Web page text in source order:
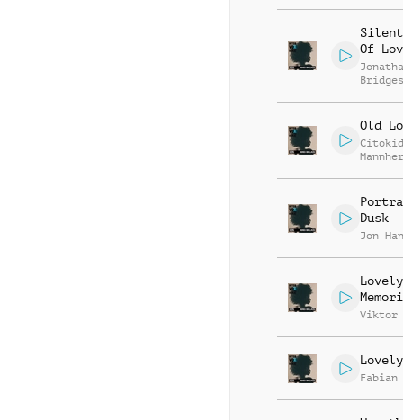
Of
Bridges
Old
Citokid
Dusk
Jon
Lovely
Viktor
Fabian